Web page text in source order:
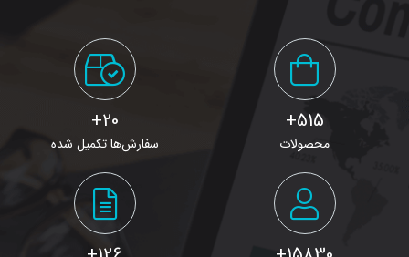
515+
محصولات
20+
سفارش‌ها تکمیل شده